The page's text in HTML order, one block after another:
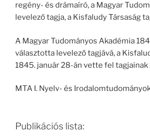
regény- és drámaíró, a Magyar
levelező tagja, a Kisfaludy Társaság
A Magyar Tudományos Akadémia
választotta levelező tagjává, a
1845. január 28-án vette fel tagjainak
MTA I. Nyelv- és
Publikációs lista: